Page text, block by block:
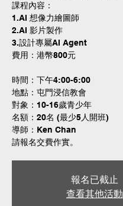
課程內容：
1.AI 想像力繪圖師
2.AI 影片製作
3.設計專屬AI Agent
費用：港幣800元
時間：下午4:00-6:00
地點：屯門浸信教會
對象：10-16歲青少年
名額：20名 (最少5人開班)
導師：Ken Chan
請報名交費作實。
報名已截止
查看其他活動